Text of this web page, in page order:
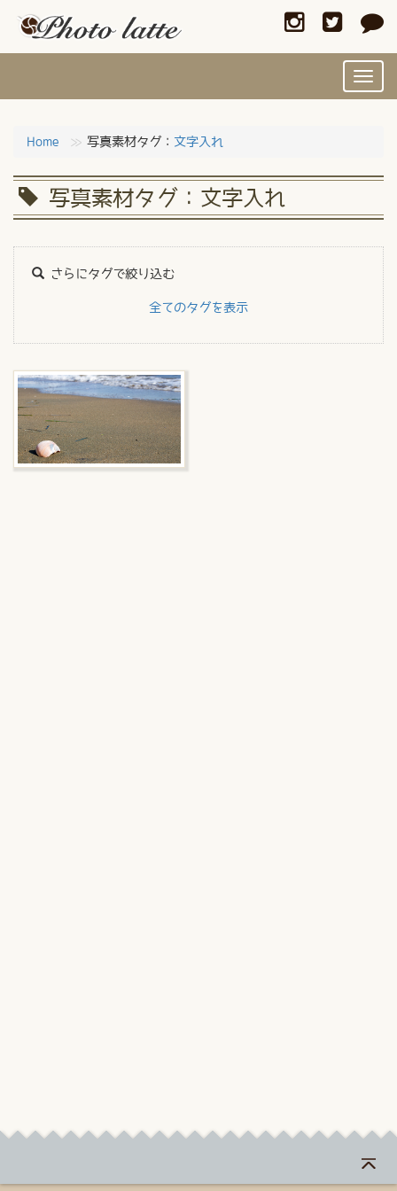
Home 写真素材タグ： 文字入れ
写真素材タグ：文字入れ
さらにタグで絞り込む
全てのタグを表示